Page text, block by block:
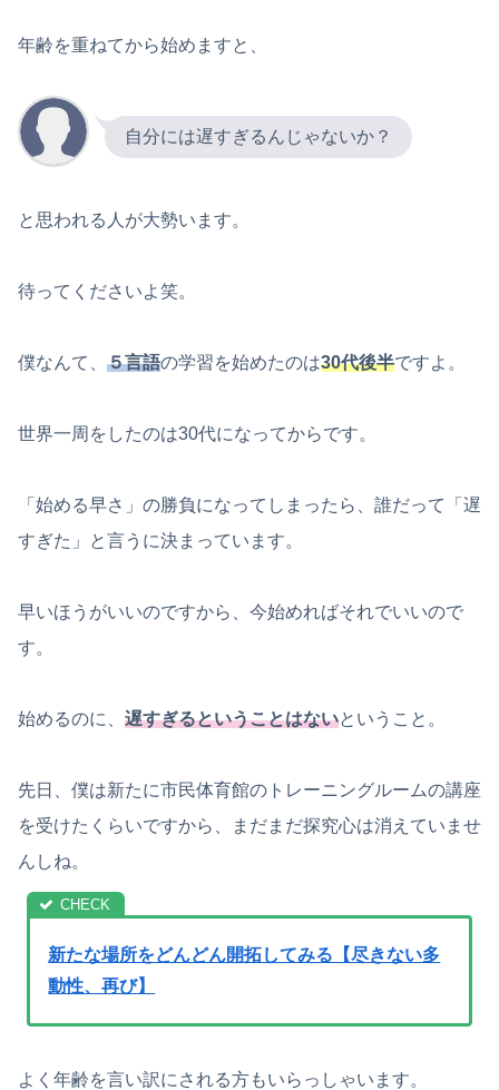
年齢を重ねてから始めますと、
自分には遅すぎるんじゃないか？
と思われる人が大勢います。
待ってくださいよ笑。
僕なんて、 ５言語の学習を始めたのは30代後半ですよ。
世界一周をしたのは30代になってからです。
「始める早さ」の勝負になってしまったら、誰だって「遅
すぎた」と言うに決まっています。
早いほうがいいのですから、今始めればそれでいいので
す。
始めるのに、 遅すぎるということはないということ。
先日、僕は新たに市民体育館のトレーニングルームの講座
を受けたくらいですから、まだまだ探究心は消えていませ
んしね。
新たな場所をどんどん開拓してみる【尽きない多
動性、再び】
よく年齢を言い訳にされる方もいらっしゃいます。